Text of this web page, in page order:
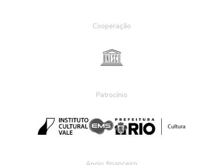
Cooperação
Patrocínio